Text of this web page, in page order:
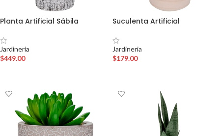
Planta Artificial Sábila
Jardineria
$449.00
Suculenta Artificial
Jardineria
$179.00